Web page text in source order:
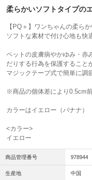
柔らかいソフトタイプの
【PQ＋】ワンちゃんの柔ら
ソフトな素材で付け心地も快
ペットの皮膚病やかゆみ・赤
だりする行為を保護すること
マジックテープ式で簡単に調
※商品の個体差により0.5cm
カラーはイエロー（バナナ）
<カラー>
イエロー
商品管理番号 978944
生産地 中国